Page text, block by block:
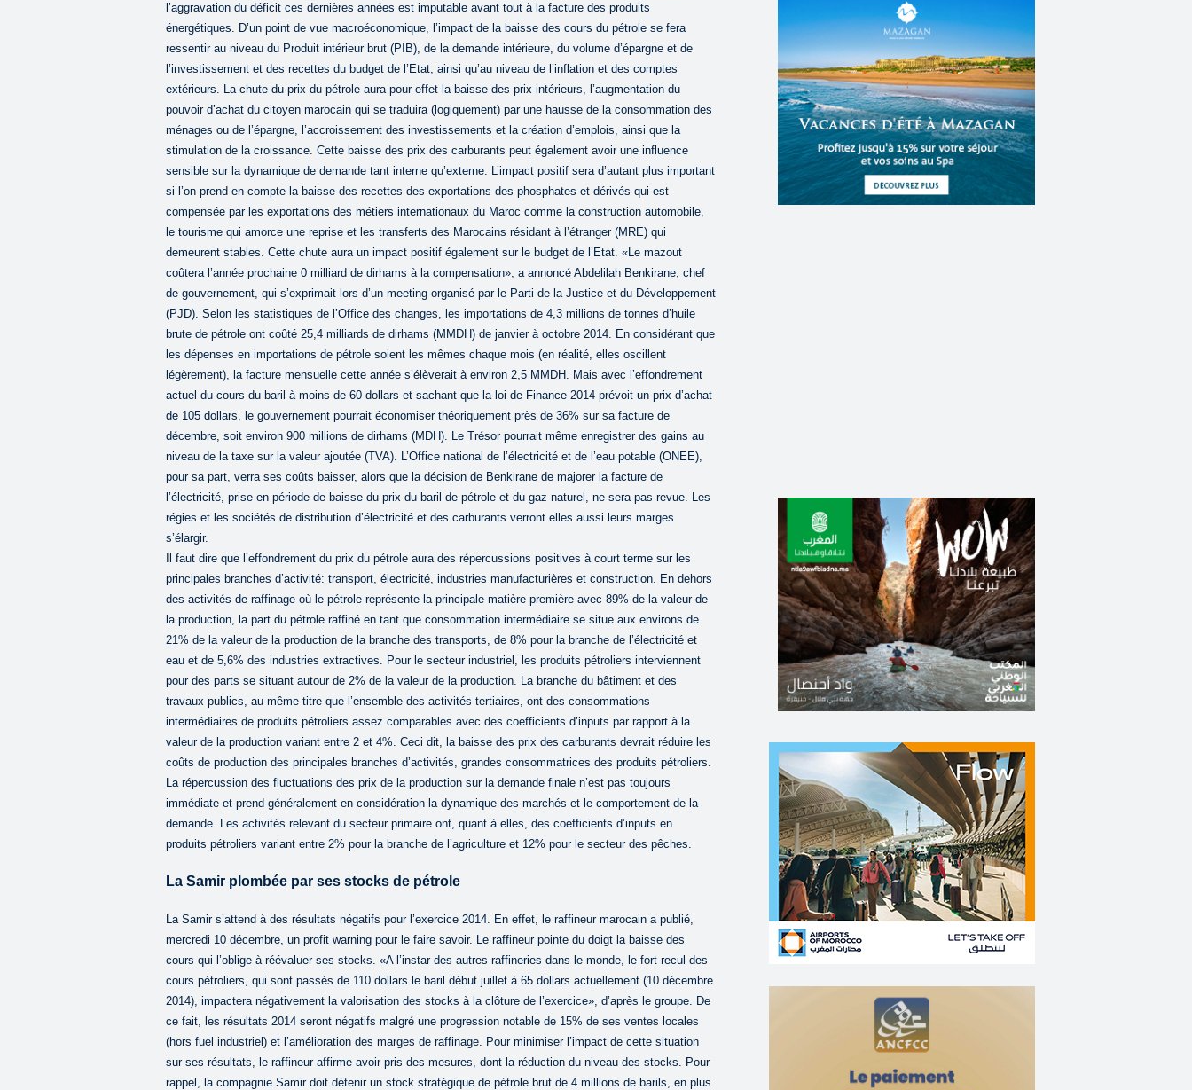
l’aggravation du déficit ces dernières années est imputable avant tout à la facture des produits
énergétiques. D’un point de vue macroéconomique, l’impact de la baisse des cours du pétrole se fera
ressentir au niveau du Produit intérieur brut (PIB), de la demande intérieure, du volume d’épargne et de
l’investissement et des recettes du budget de l’Etat, ainsi qu’au niveau de l’inflation et des comptes
extérieurs. La chute du prix du pétrole aura pour effet la baisse des prix intérieurs, l’augmentation du
pouvoir d’achat du citoyen marocain qui se traduira (logiquement) par une hausse de la consommation des
ménages ou de l’épargne, l’accroissement des investissements et la création d’emplois, ainsi que la
stimulation de la croissance. Cette baisse des prix des carburants peut également avoir une influence
sensible sur la dynamique de demande tant interne qu’externe. L’impact positif sera d’autant plus important
si l’on prend en compte la baisse des recettes des exportations des phosphates et dérivés qui est
compensée par les exportations des métiers internationaux du Maroc comme la construction automobile,
le tourisme qui amorce une reprise et les transferts des Marocains résidant à l’étranger (MRE) qui
demeurent stables. Cette chute aura un impact positif également sur le budget de l’Etat. «Le mazout
coûtera l’année prochaine 0 milliard de dirhams à la compensation», a annoncé Abdelilah Benkirane, chef
de gouvernement, qui s’exprimait lors d’un meeting organisé par le Parti de la Justice et du Développement
(PJD). Selon les statistiques de l’Office des changes, les importations de 4,3 millions de tonnes d’huile
brute de pétrole ont coûté 25,4 milliards de dirhams (MMDH) de janvier à octobre 2014. En considérant que
les dépenses en importations de pétrole soient les mêmes chaque mois (en réalité, elles oscillent
légèrement), la facture mensuelle cette année s’élèverait à environ 2,5 MMDH. Mais avec l’effondrement
actuel du cours du baril à moins de 60 dollars et sachant que la loi de Finance 2014 prévoit un prix d’achat
de 105 dollars, le gouvernement pourrait économiser théoriquement près de 36% sur sa facture de
décembre, soit environ 900 millions de dirhams (MDH). Le Trésor pourrait même enregistrer des gains au
niveau de la taxe sur la valeur ajoutée (TVA). L’Office national de l’électricité et de l’eau potable (ONEE),
pour sa part, verra ses coûts baisser, alors que la décision de Benkirane de majorer la facture de
l’électricité, prise en période de baisse du prix du baril de pétrole et du gaz naturel, ne sera pas revue. Les
régies et les sociétés de distribution d’électricité et des carburants verront elles aussi leurs marges
s’élargir.
Il faut dire que l’effondrement du prix du pétrole aura des répercussions positives à court terme sur les
principales branches d’activité: transport, électricité, industries manufacturières et construction. En dehors
des activités de raffinage où le pétrole représente la principale matière première avec 89% de la valeur de
la production, la part du pétrole raffiné en tant que consommation intermédiaire se situe aux environs de
21% de la valeur de la production de la branche des transports, de 8% pour la branche de l’électricité et
eau et de 5,6% des industries extractives. Pour le secteur industriel, les produits pétroliers interviennent
pour des parts se situant autour de 2% de la valeur de la production. La branche du bâtiment et des
travaux publics, au même titre que l’ensemble des activités tertiaires, ont des consommations
intermédiaires de produits pétroliers assez comparables avec des coefficients d’inputs par rapport à la
valeur de la production variant entre 2 et 4%. Ceci dit, la baisse des prix des carburants devrait réduire les
coûts de production des principales branches d’activités, grandes consommatrices des produits pétroliers.
La répercussion des fluctuations des prix de la production sur la demande finale n’est pas toujours
immédiate et prend généralement en considération la dynamique des marchés et le comportement de la
demande. Les activités relevant du secteur primaire ont, quant à elles, des coefficients d’inputs en
produits pétroliers variant entre 2% pour la branche de l’agriculture et 12% pour le secteur des pêches.
La Samir plombée par ses stocks de pétrole
La Samir s’attend à des résultats négatifs pour l’exercice 2014. En effet, le raffineur marocain a publié,
mercredi 10 décembre, un profit warning pour le faire savoir. Le raffineur pointe du doigt la baisse des
cours qui l’oblige à réévaluer ses stocks. «A l’instar des autres raffineries dans le monde, le fort recul des
cours pétroliers, qui sont passés de 110 dollars le baril début juillet à 65 dollars actuellement (10 décembre
2014), impactera négativement la valorisation des stocks à la clôture de l’exercice», d’après le groupe. De
ce fait, les résultats 2014 seront négatifs malgré une progression notable de 15% de ses ventes locales
(hors fuel industriel) et l’amélioration des marges de raffinage. Pour minimiser l’impact de cette situation
sur ses résultats, le raffineur affirme avoir pris des mesures, dont la réduction du niveau des stocks. Pour
rappel, la compagnie Samir doit détenir un stock stratégique de pétrole brut de 4 millions de barils, en plus